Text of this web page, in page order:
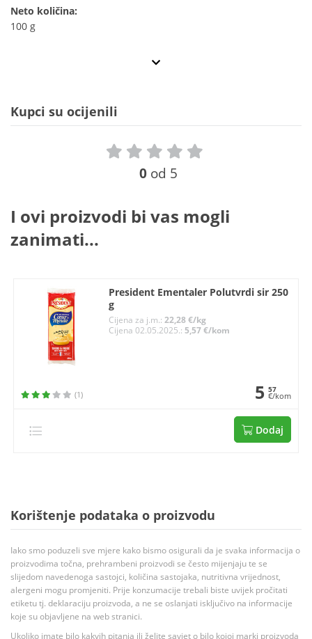
Neto količina:
100 g
Kupci su ocijenili
0 od 5
I ovi proizvodi bi vas mogli
zanimati...
President Ementaler Polutvrdi sir 250
g
Cijena za j.m.:22,28 €/kg
Cijena 02.05.2025.:5,57 €/kom
(1) 5 57
€/kom
Dodaj
Korištenje podataka o proizvodu
Iako smo poduzeli sve mjere kako bismo osigurali da je svaka informacija o
proizvodima točna, prehrambeni proizvodi se često mijenjaju te se
slijedom navedenoga sastojci, količina sastojaka, nutritivna vrijednost,
alergeni mogu promjeniti. Prije konzumacije trebali biste uvijek pročitati
etiketu tj. deklaraciju proizvoda, a ne se oslanjati isključivo na informacije
koje su objavljene na web stranici.
Ukoliko imate bilo kakvih pitanja ili želite savjet o bilo kojoj marki proizvoda